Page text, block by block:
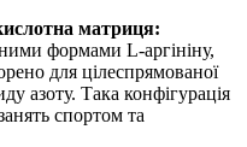
матриця:
формами L-аргініну,
для цілеспрямованої
азоту. Така конфігурація
спортом та